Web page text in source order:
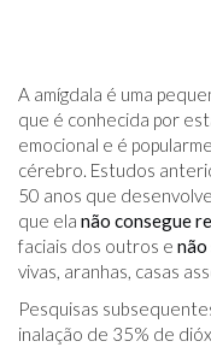
A amígdala é uma
que é conhecida por
emocional e é
cérebro. Estudos
50 anos que
que ela não consegue
faciais dos outros e não
vivas, aranhas, casas
Pesquisas
inalação de 35% de